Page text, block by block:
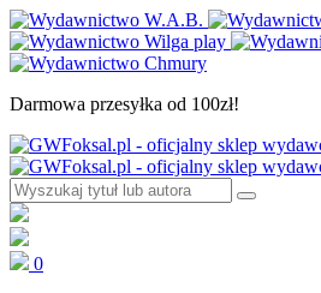
Darmowa przesyłka od 100zł!
0